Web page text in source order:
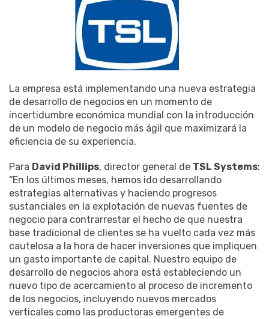
La empresa está implementando una nueva estrategia
de desarrollo de negocios en un momento de
incertidumbre económica mundial con la introducción
de un modelo de negocio más ágil que maximizará la
eficiencia de su experiencia.
Para David Phillips, director general de TSL Systems:
“En los últimos meses, hemos ido desarrollando
estrategias alternativas y haciendo progresos
sustanciales en la explotación de nuevas fuentes de
negocio para contrarrestar el hecho de que nuestra
base tradicional de clientes se ha vuelto cada vez más
cautelosa a la hora de hacer inversiones que impliquen
un gasto importante de capital. Nuestro equipo de
desarrollo de negocios ahora está estableciendo un
nuevo tipo de acercamiento al proceso de incremento
de los negocios, incluyendo nuevos mercados
verticales como las productoras emergentes de